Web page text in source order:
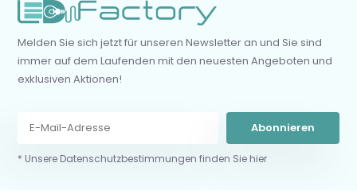
Melden Sie sich jetzt für unseren Newsletter an und Sie sind
immer auf dem Laufenden mit den neuesten Angeboten und
exklusiven Aktionen!
Abonnieren
* Unsere Datenschutzbestimmungen finden Sie hier